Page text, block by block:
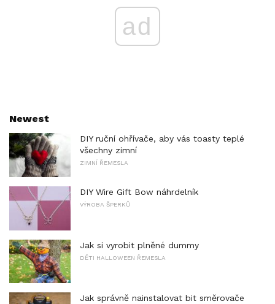
ad
Newest
DIY ruční ohřívače, aby vás toasty teplé
všechny zimní
ZIMNÍ ŘEMESLA
DIY Wire Gift Bow náhrdelník
VÝROBA ŠPERKŮ
Jak si vyrobit plněné dummy
DĚTI HALLOWEEN ŘEMESLA
Jak správně nainstalovat bit směrovače